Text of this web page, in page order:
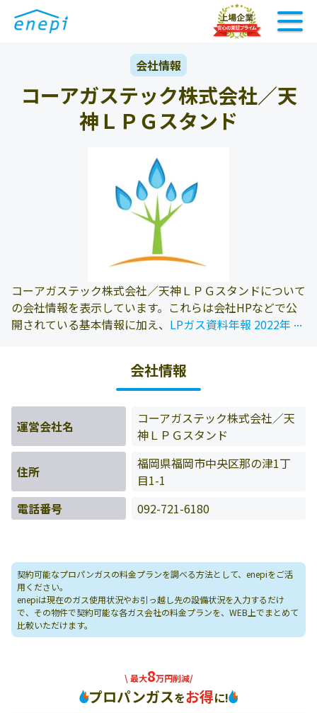
会社情報
コーアガステック株式会社／天
神ＬＰＧスタンド
コーアガステック株式会社／天神ＬＰＧスタンドについて
の会社情報を表示しています。これらは会社HPなどで公
開されている基本情報に加え、 LPガス資料年報 2022年版
報などを表示しています。
...
...
会社情報
運営会社名
コーアガステック株式会社／天
神ＬＰＧスタンド
住所
福岡県福岡市中央区那の津1丁
目1-1
電話番号
092-721-6180
契約可能なプロパンガスの料金プランを調べる方法として、enepiをご活
用ください。
enepiは現在のガス使用状況やお引っ越し先の設備状況を入力するだけ
で、その物件で契約可能な各ガス会社の料金プランを、WEB上でまとめて
比較いただけます。
\ 最大8万円削減/
プロパンガスをお得に!